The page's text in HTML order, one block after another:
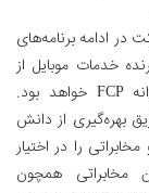
ادامه برنامه‌های
خدمات موبایل از
طریق پروانه MVNO و خدمات ثابت از طریق پروانه FCP خواهد بود.
بهره‌گیری از دانش
را در اختیار
همچون